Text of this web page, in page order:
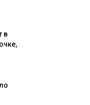
в